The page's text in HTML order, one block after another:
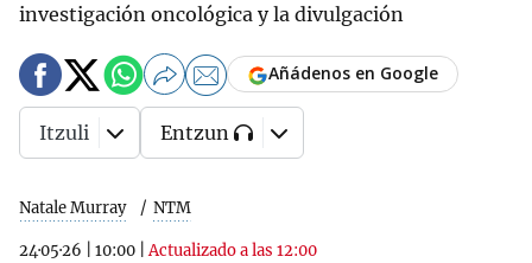
investigación oncológica y la divulgación
Natale Murray NTM
24·05·26 10:00 |Actualizado a las 12:00
Añádenos en Google
Itzuli Entzun